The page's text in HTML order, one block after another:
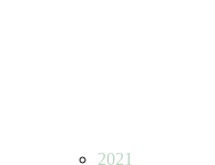
2021